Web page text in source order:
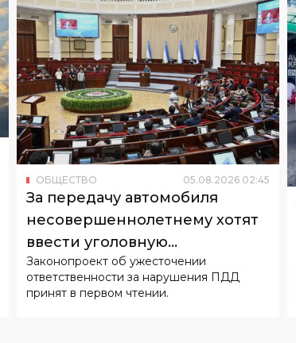
ОБЩЕСТВО 05.08.2026 02:45
За передачу автомобиля
несовершеннолетнему хотят
ввести уголовную
ответственность
Законопроект об ужесточении
принят в первом чтении.